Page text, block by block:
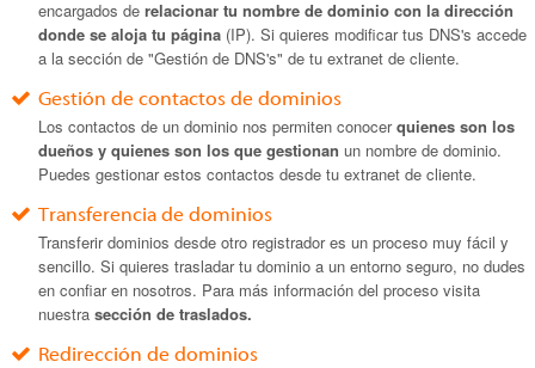
encargados de relacionar tu nombre de dominio con la dirección
donde se aloja tu página (IP). Si quieres modificar tus DNS's accede
a la sección de "Gestión de DNS's" de tu extranet de cliente.
Gestión de contactos de dominios
Los contactos de un dominio nos permiten conocerquienes son los
dueños y quienes son los que gestionan un nombre de dominio.
Puedes gestionar estos contactos desde tu extranet de cliente.
Transferencia de dominios
Transferir dominios desde otro registrador es un proceso muy fácil y
sencillo. Si quieres trasladar tu dominio a un entorno seguro, no dudes
en confiar en nosotros. Para más información del proceso visita
nuestra sección de traslados.
Redirección de dominios